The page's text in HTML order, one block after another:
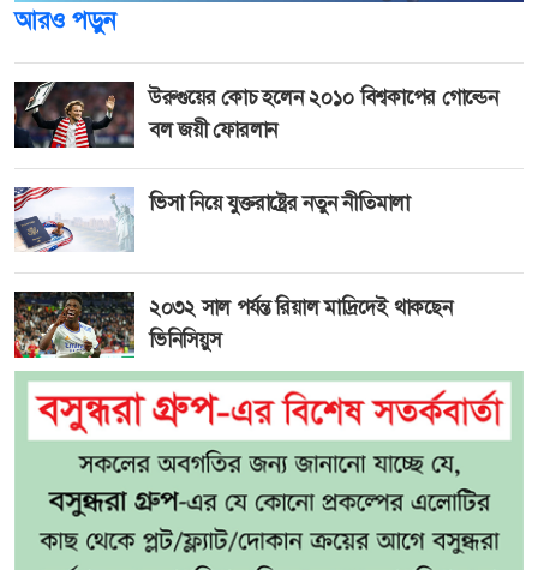
আরও পড়ুন
উরুগুয়ের কোচ হলেন ২০১০ বিশ্বকাপের গোল্ডেন
বল জয়ী ফোরলান
ভিসা নিয়ে যুক্তরাষ্ট্রের নতুন নীতিমালা
২০৩২ সাল পর্যন্ত রিয়াল মাদ্রিদেই থাকছেন
ভিনিসিয়ুস